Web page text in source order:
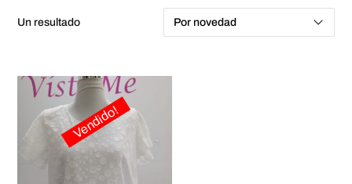
un resultado
Vendido!